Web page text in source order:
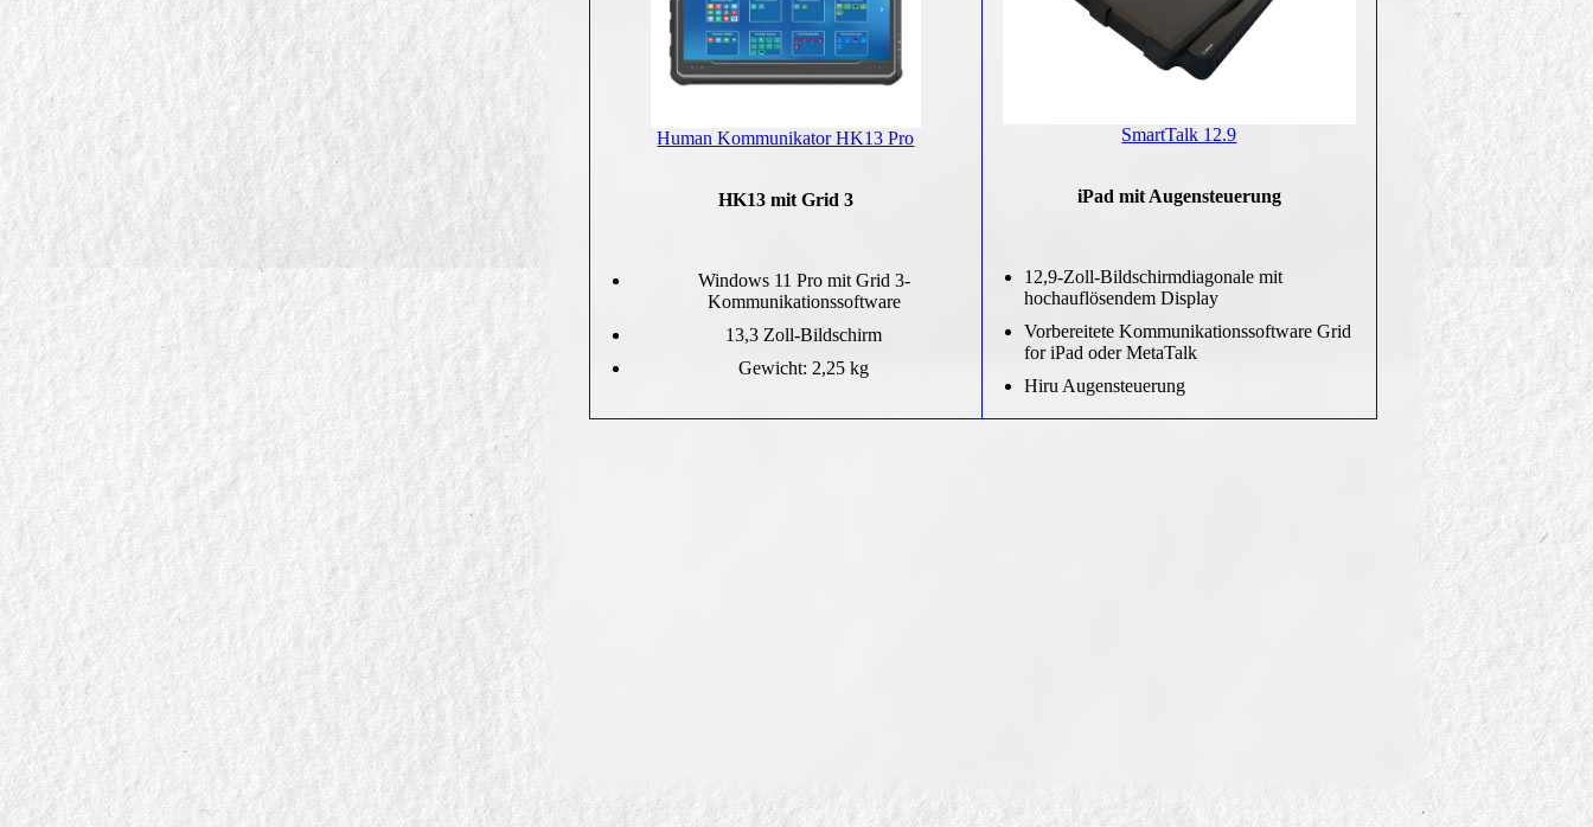
Human Kommunikator HK13 Pro
HK13 mit Grid 3
Windows 11 Pro mit Grid 3-
Kommunikationssoftware
13,3 Zoll-Bildschirm
Gewicht: 2,25 kg
SmartTalk 12.9
iPad mit Augensteuerung
12,9-Zoll-Bildschirmdiagonale mit
hochauflösendem Display
Vorbereitete Kommunikationssoftware Grid
for iPad oder MetaTalk
Hiru Augensteuerung